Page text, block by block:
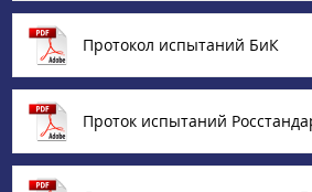
Протокол испытаний БиК
Проток испытаний